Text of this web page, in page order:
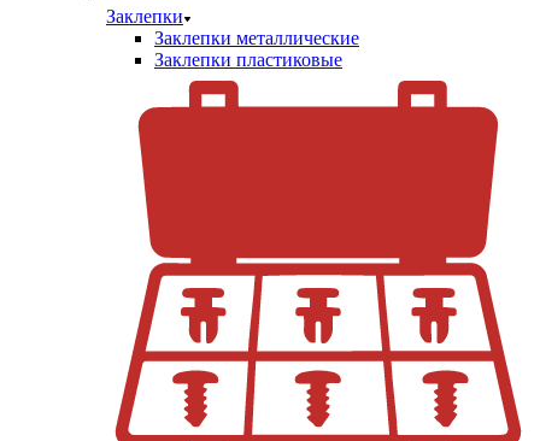
Заклепки
Заклепки металлические
Заклепки пластиковые